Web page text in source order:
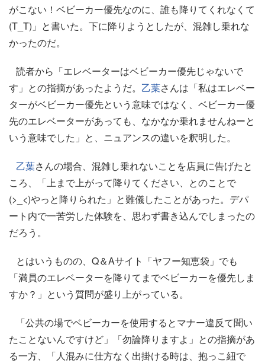
がこない！ベビーカー優先なのに、誰も降りてくれなくて
(T_T)」と書いた。下に降りようとしたが、混雑し乗れな
かったのだ。
読者から「エレベーターはベビーカー優先じゃないで
す」との指摘があったようだ。 乙葉さんは「私はエレベー
ターがベビーカー優先という意味ではなく、ベビーカー優
先のエレベーターがあっても、なかなか乗れませんねーと
いう意味でした」と、ニュアンスの違いを釈明した。
乙葉さんの場合、混雑し乗れないことを店員に告げたと
ころ、「上まで上がって降りてください、とのことで
(>_<)やっと降りられた」と難儀したことがあった。デパ
ート内で一苦労した体験を、思わず書き込んでしまったの
だろう。
とはいうものの、Q＆Aサイト「ヤフー知恵袋」でも
「満員のエレベーターを降りてまでベビーカーを優先しま
すか？」という質問が盛り上がっている。
「公共の場でベビーカーを使用するとマナー違反て聞い
たことないんですけど」「勿論降りますよ」との指摘があ
る一方、「人混みに仕方なく出掛ける時は、抱っこ紐で